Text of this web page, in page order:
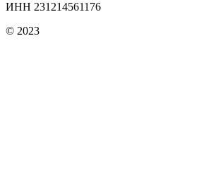
ИНН 231214561176
© 2023